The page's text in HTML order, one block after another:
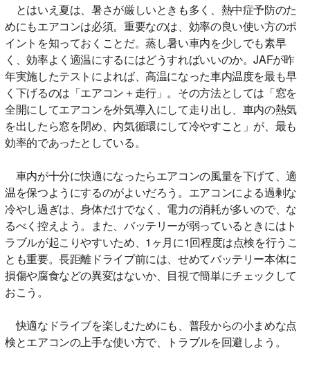
とはいえ夏は、暑さが厳しいときも多く、熱中症予防のた
めにもエアコンは必須。重要なのは、効率の良い使い方のポ
イントを知っておくことだ。蒸し暑い車内を少しでも素早
く、効率よく適温にするにはどうすればいいのか。JAFが昨
年実施したテストによれば、高温になった車内温度を最も早
く下げるのは「エアコン＋走行」。その方法としては「窓を
全開にしてエアコンを外気導入にして走り出し、車内の熱気
を出したら窓を閉め、内気循環にして冷やすこと」が、最も
効率的であったとしている。
車内が十分に快適になったらエアコンの風量を下げて、適
温を保つようにするのがよいだろう。エアコンによる過剰な
冷やし過ぎは、身体だけでなく、電力の消耗が多いので、な
るべく控えよう。また、バッテリーが弱っているときにはト
ラブルが起こりやすいため、1ヶ月に1回程度は点検を行うこ
とも重要。長距離ドライブ前には、せめてバッテリー本体に
損傷や腐食などの異変はないか、目視で簡単にチェックして
おこう。
快適なドライブを楽しむためにも、普段からの小まめな点
検とエアコンの上手な使い方で、トラブルを回避しよう。